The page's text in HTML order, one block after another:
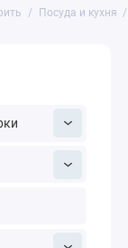
Посуда и кухня